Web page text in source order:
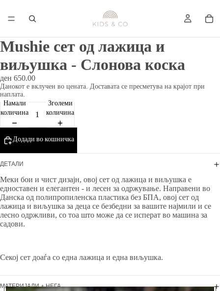
Mushie сет од лажица и
виљушка - Слонова коска
ден 650.00
Данокот е вклучен во цената. Доставата се пресметува на крајот при
наплата.
Намали
количина
Зголеми
количина
Додади во кошничка
ДЕТАЛИ
Меки бои и чист дизајн, овој сет од лажица и виљушка е
едноставен и елегантен - и лесен за одржување. Направени во
Данска од полипропиленска пластика без БПА, овој сет од
лажица и виљушка за деца се безбедни за вашите најмили и се
лесно одржливи, со тоа што може да се исперат во машина за
садови.
Секој сет доаѓа со една лажица и една виљушка.
МАТЕРИЈАЛИ + НЕГА